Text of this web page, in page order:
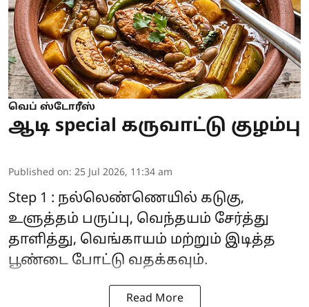
வெப் ஸ்டோரீஸ்
ஆடி special கருவாட்டு குழம்பு
Published on: 25 Jul 2026, 11:34 am
Step 1 : நல்லெண்ணெயில் கடுகு,
உளுத்தம் பருப்பு, வெந்தயம் சேர்த்து
தாளித்து, வெங்காயம் மற்றும் இடித்த
பூண்டை போட்டு வதக்கவும்.
Read More